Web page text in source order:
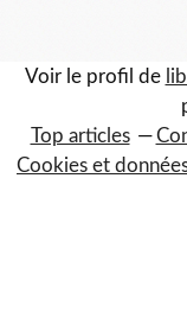
Voir le profil de
Top articles
Cookies et